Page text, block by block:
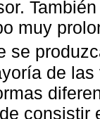
muy
se
de